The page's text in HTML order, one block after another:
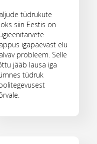
tüdrukute
siin Eestis on
igapäevast elu
probleem. Selle
jääb lausa iga
tüdruk